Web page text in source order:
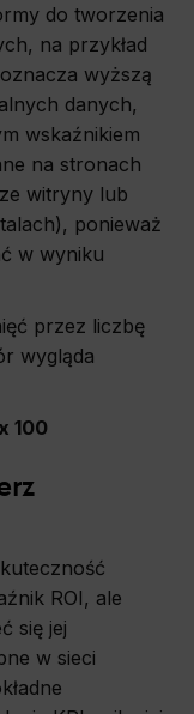
do tworzenia
na przykład
wyższą
danych,
wskaźnikiem
na stronach
witryny lub
ponieważ
w wyniku
przez liczbę
wygląda
100
ROI, ale
się jej
w sieci